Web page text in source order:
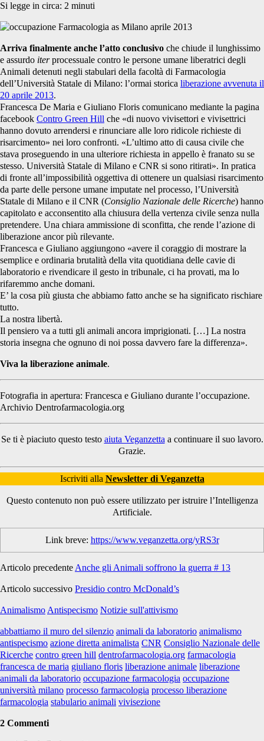
Si legge in circa: 2 minuti
Arriva finalmente anche l’atto conclusivo che chiude il lunghissimo
e assurdo iterprocessuale contro le persone umane liberatrici degli
Animali detenuti negli stabulari della facoltà di Farmacologia
dell’Università Statale di Milano: l’ormai storica liberazione avvenuta il
20 aprile 2013.
Francesca De Maria e Giuliano Floris comunicano mediante la pagina
facebook Contro Green Hill che «di nuovo vivisettori e vivisettrici
hanno dovuto arrendersi e rinunciare alle loro ridicole richieste di
risarcimento» nei loro confronti. «L’ultimo atto di causa civile che
stava proseguendo in una ulteriore richiesta in appello è franato su se
stesso. Università Statale di Milano e CNR si sono ritirati». In pratica
di fronte all’impossibilità oggettiva di ottenere un qualsiasi risarcimento
da parte delle persone umane imputate nel processo, l’Università
Statale di Milano e il CNR (Consiglio Nazionale delle Ricerche) hanno
capitolato e acconsentito alla chiusura della vertenza civile senza nulla
pretendere. Una chiara ammissione di sconfitta, che rende l’azione di
liberazione ancor più rilevante.
Francesca e Giuliano aggiungono «avere il coraggio di mostrare la
semplice e ordinaria brutalità della vita quotidiana delle cavie di
laboratorio e rivendicare il gesto in tribunale, ci ha provati, ma lo
rifaremmo anche domani.
E’ la cosa più giusta che abbiamo fatto anche se ha significato rischiare
tutto.
La nostra libertà.
Il pensiero va a tutti gli animali ancora imprigionati. […] La nostra
storia insegna che ognuno di noi possa davvero fare la differenza».
Viva la liberazione animale.
Fotografia in apertura: Francesca e Giuliano durante l’occupazione.
Archivio Dentrofarmacologia.org
Se ti è piaciuto questo testo aiuta Veganzetta a continuare il suo lavoro.
Grazie.
Iscriviti alla Newsletter di Veganzetta
Questo contenuto non può essere utilizzato per istruire l’Intelligenza
Artificiale.
Link breve: https://www.veganzetta.org/yRS3r
Articolo precedente Anche gli Animali soffrono la guerra # 13
Articolo successivo Presidio contro McDonald’s
Animalismo Antispecismo Notizie sull'attivismo
abbattiamo il muro del silenzio animali da laboratorio animalismo
antispecismo azione diretta animalista CNR Consiglio Nazionale delle
Ricerche contro green hill dentrofarmacologia.org farmacologia
francesca de maria giuliano floris liberazione animale liberazione
animali da laboratorio occupazione farmacologia occupazione
università milano processo farmacologia processo liberazione
farmacologia stabulario animali vivisezione
2 Commenti